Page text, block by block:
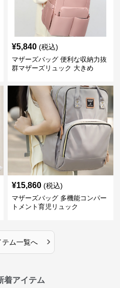
¥5,840 (税込)
マザーズバッグ 便利な収納力抜
群マザーズリュック 大きめ
¥15,860 (税込)
マザーズバッグ 多機能コンパー
トメント育児リュック
テム一覧へ ›
着アイテム